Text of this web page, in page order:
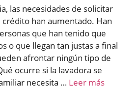
las necesidades de solicitar
han aumentado. Han
que han tenido que
o que llegan tan justas a final
afrontar ningún tipo de
ocurre si la lavadora se
necesita … Leer más